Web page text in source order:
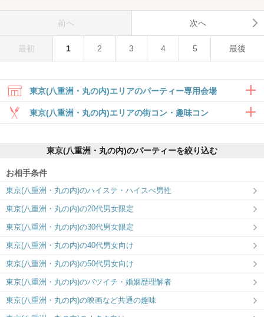
前へ 次へ
最初 1 2 3 4 5 最後
東京(八重洲・丸の内)エリアのパーティー専用会場
東京ラウンジ5F
関東エリア最大規模の会場で運命の出会
【IBJ Matching】洗練された大人のラウ
東京(八重洲・丸の内)エリアの街コン・趣味コン
6対6～｜食事・ドリンク付きグループト
東京(八重洲・丸の内)のパーティーを絞り込む
お相手条件
東京(八重洲・丸の内)のハイステ・ハイスぺ男性
東京(八重洲・丸の内)の20代男女限定
東京(八重洲・丸の内)の30代男女限定
東京(八重洲・丸の内)の40代男女向け
東京(八重洲・丸の内)の50代男女向け
東京(八重洲・丸の内)のバツイチ・婚姻歴理解者
東京(八重洲・丸の内)の映画など共通の趣味